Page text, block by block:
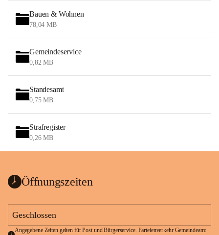
Bauen & Wohnen
78,04 MB
Gemeindeservice
0,82 MB
Standesamt
0,75 MB
Strafregister
0,26 MB
Öffnungszeiten
Geschlossen
Angegebene Zeiten gelten für Post und Bürgerservice. Parteienverkehr Gemeindeamt